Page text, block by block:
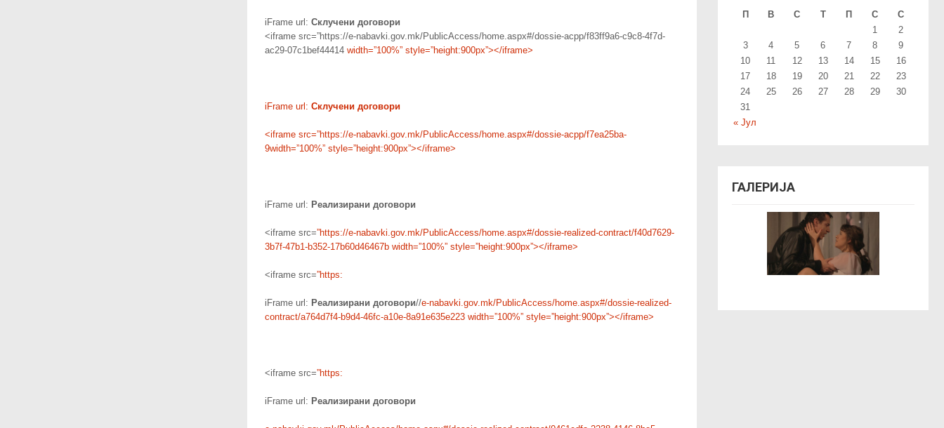
iFrame url: Склучени договори
<iframe src=”https://e-nabavki.gov.mk/PublicAccess/home.aspx#/dossie-acpp/f83ff9a6-c9c8-4f7d-
ac29-07c1bef44414 width=”100%” style=”height:900px”></iframe>
iFrame url: Склучени договори
<iframe src=”https://e-nabavki.gov.mk/PublicAccess/home.aspx#/dossie-acpp/f7ea25ba-
9width=”100%” style=”height:900px”></iframe>
iFrame url: Реализирани договори
<iframe src=”https://e-nabavki.gov.mk/PublicAccess/home.aspx#/dossie-realized-contract/f40d7629-
3b7f-47b1-b352-17b60d46467b width=”100%” style=”height:900px”></iframe>
<iframe src=”https:
iFrame url: Реализирани договори//e-nabavki.gov.mk/PublicAccess/home.aspx#/dossie-realized-
contract/a764d7f4-b9d4-46fc-a10e-8a91e635e223 width=”100%” style=”height:900px”></iframe>
<iframe src=”https:
iFrame url: Реализирани договори
П В С T П С С
« Јул
1
2
3
4 5 6 7 8
9
10
11 12 13 14 15
16
17
18 19 20 21 22
23
24
25 26 27 28 29
30
31
ГАЛЕРИЈА